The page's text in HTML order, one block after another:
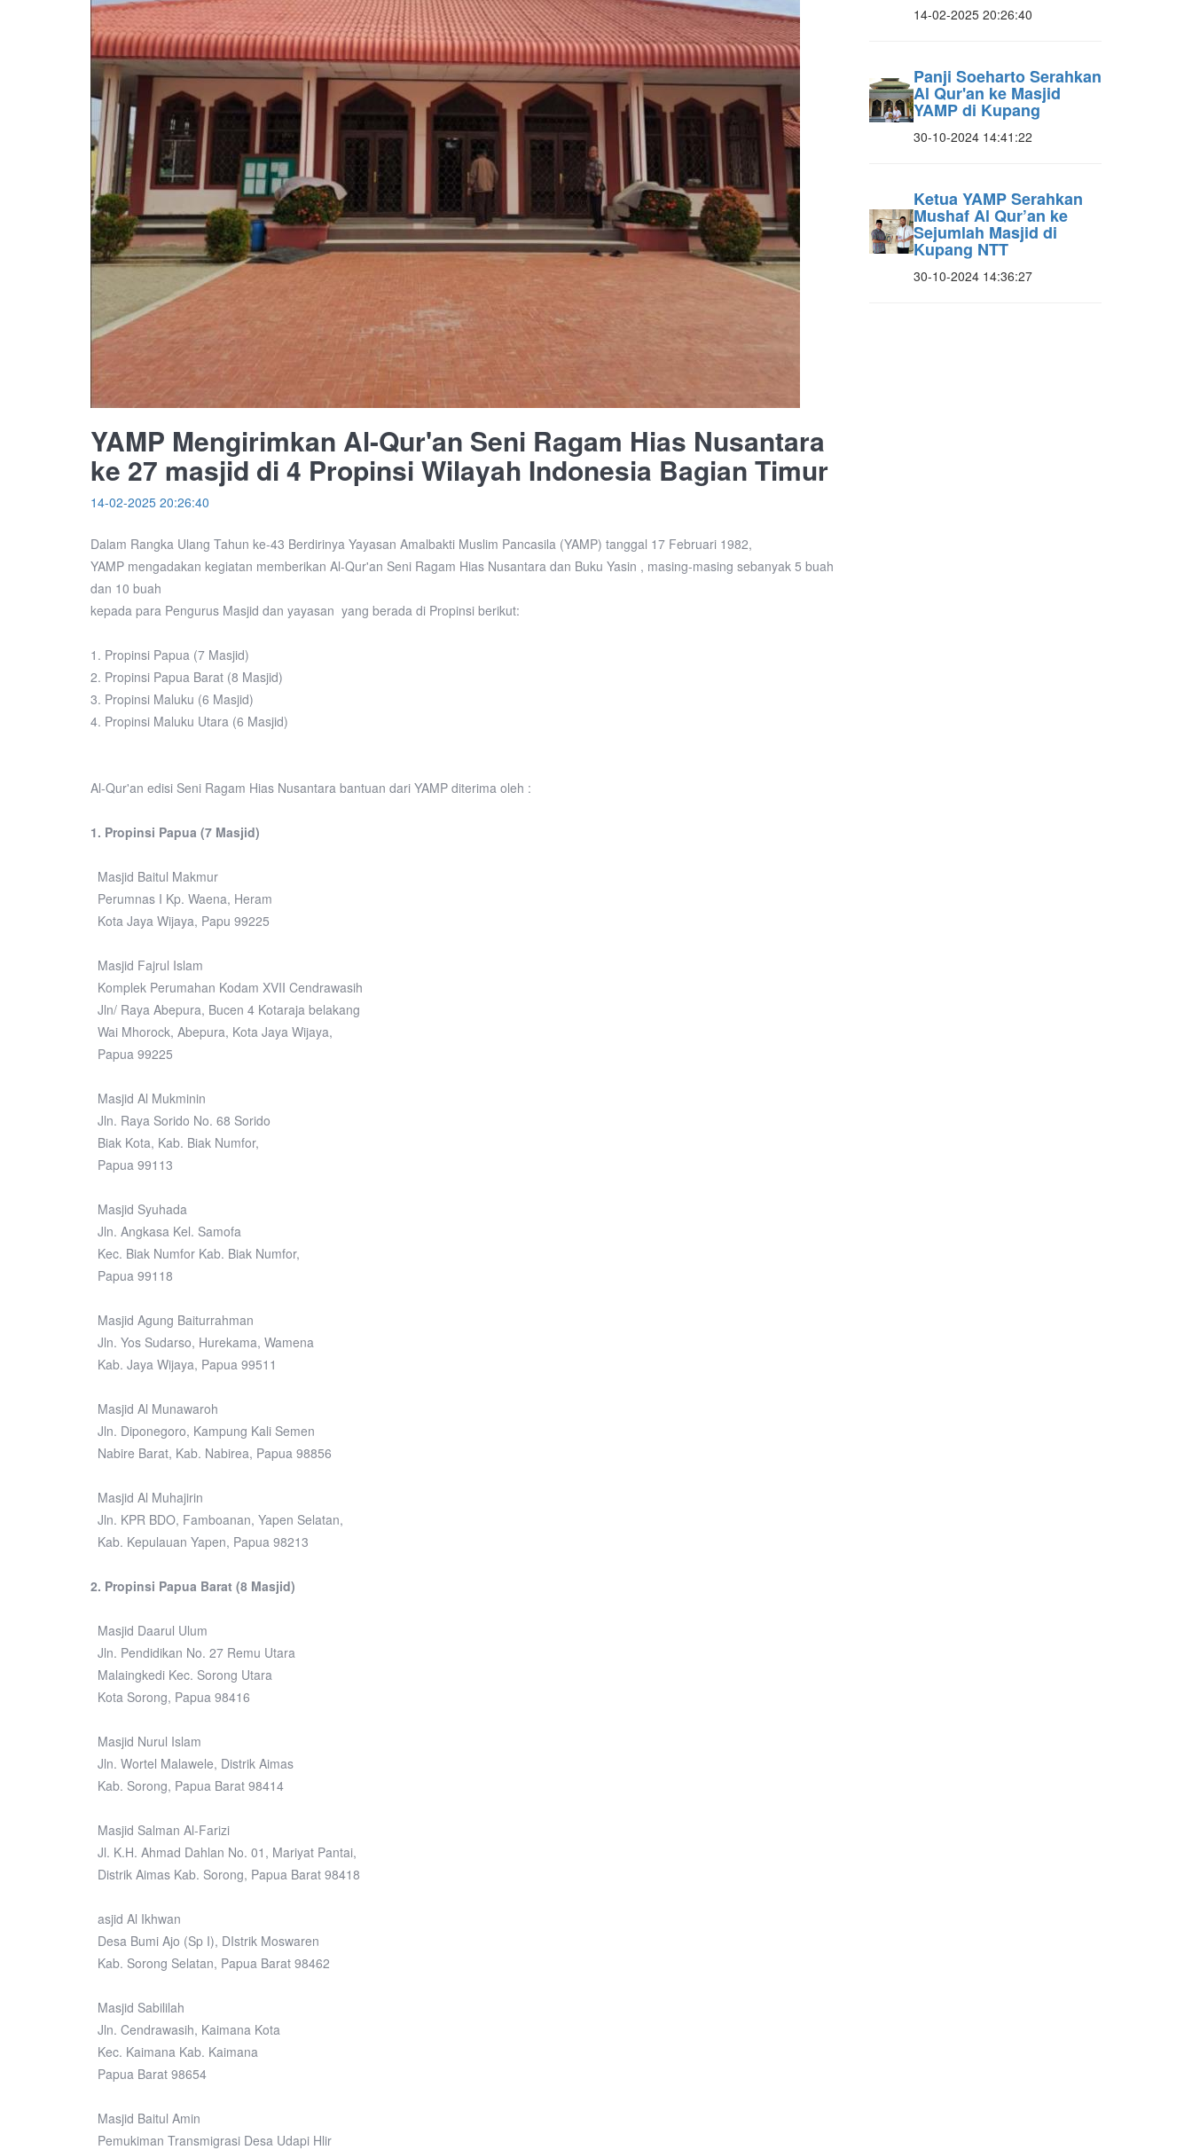
YAMP Mengirimkan Al-Qur'an Seni Ragam Hias Nusantara
ke 27 masjid di 4 Propinsi Wilayah Indonesia Bagian Timur
14-02-2025 20:26:40
Dalam Rangka Ulang Tahun ke-43 Berdirinya Yayasan Amalbakti Muslim Pancasila (YAMP) tanggal 17 Februari 1982,
YAMP mengadakan kegiatan memberikan Al-Qur'an Seni Ragam Hias Nusantara dan Buku Yasin , masing-masing sebanyak 5 buah
dan 10 buah
kepada para Pengurus Masjid dan yayasan yang berada di Propinsi berikut:
1. Propinsi Papua (7 Masjid)
2. Propinsi Papua Barat (8 Masjid)
3. Propinsi Maluku (6 Masjid)
4. Propinsi Maluku Utara (6 Masjid)
Al-Qur'an edisi Seni Ragam Hias Nusantara bantuan dari YAMP diterima oleh :
1. Propinsi Papua (7 Masjid)
Masjid Baitul Makmur
Perumnas I Kp. Waena, Heram
Kota Jaya Wijaya, Papu 99225
Masjid Fajrul Islam
Komplek Perumahan Kodam XVII Cendrawasih
Jln/ Raya Abepura, Bucen 4 Kotaraja belakang
Wai Mhorock, Abepura, Kota Jaya Wijaya,
Papua 99225
Masjid Al Mukminin
Jln. Raya Sorido No. 68 Sorido
Biak Kota, Kab. Biak Numfor,
Papua 99113
Masjid Syuhada
Jln. Angkasa Kel. Samofa
Kec. Biak Numfor Kab. Biak Numfor,
Papua 99118
Masjid Agung Baiturrahman
Jln. Yos Sudarso, Hurekama, Wamena
Kab. Jaya Wijaya, Papua 99511
Masjid Al Munawaroh
Jln. Diponegoro, Kampung Kali Semen
Nabire Barat, Kab. Nabirea, Papua 98856
Masjid Al Muhajirin
Jln. KPR BDO, Famboanan, Yapen Selatan,
Kab. Kepulauan Yapen, Papua 98213
2. Propinsi Papua Barat (8 Masjid)
Masjid Daarul Ulum
Jln. Pendidikan No. 27 Remu Utara
Malaingkedi Kec. Sorong Utara
Kota Sorong, Papua 98416
Masjid Nurul Islam
Jln. Wortel Malawele, Distrik Aimas
Kab. Sorong, Papua Barat 98414
Masjid Salman Al-Farizi
Jl. K.H. Ahmad Dahlan No. 01, Mariyat Pantai,
Distrik Aimas Kab. Sorong, Papua Barat 98418
asjid Al Ikhwan
Desa Bumi Ajo (Sp I), DIstrik Moswaren
Kab. Sorong Selatan, Papua Barat 98462
Masjid Sabililah
Jln. Cendrawasih, Kaimana Kota
Kec. Kaimana Kab. Kaimana
Papua Barat 98654
Masjid Baitul Amin
Pemukiman Transmigrasi Desa Udapi Hlir
14-02-2025 20:26:40
Panji Soeharto Serahkan
Al Qur'an ke Masjid
YAMP di Kupang
30-10-2024 14:41:22
Ketua YAMP Serahkan
Mushaf Al Qur’an ke
Sejumlah Masjid di
Kupang NTT
30-10-2024 14:36:27